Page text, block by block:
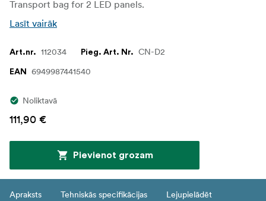
Transport bag for 2 LED panels.
Lasīt vairāk
Art.nr. 112034 Pieg. Art. Nr. CN-D2
EAN 6949987441540
Noliktavā
111,90 €
Pievienot grozam
Apraksts Tehniskās specifikācijas Lejupielādēt